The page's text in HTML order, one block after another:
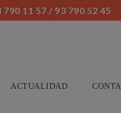
790 11 57 / 93 790 52 45
ACTUALIDAD